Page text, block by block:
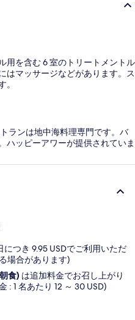
用を含む 6 室のトリートメントル
はマッサージなどがあります。ス
ランは地中海料理専門です。バ
ハッピーアワーが提供されていま
につき 9.95 USDでご利用いただ
場合があります)
食) は追加料金でお召し上がり
: 1 名あたり 12 ～ 30 USD)